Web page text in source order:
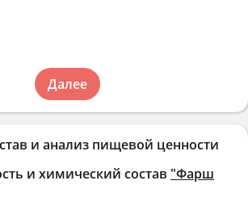
и анализ пищевой ценности
и химический состав "Фарш
Далее